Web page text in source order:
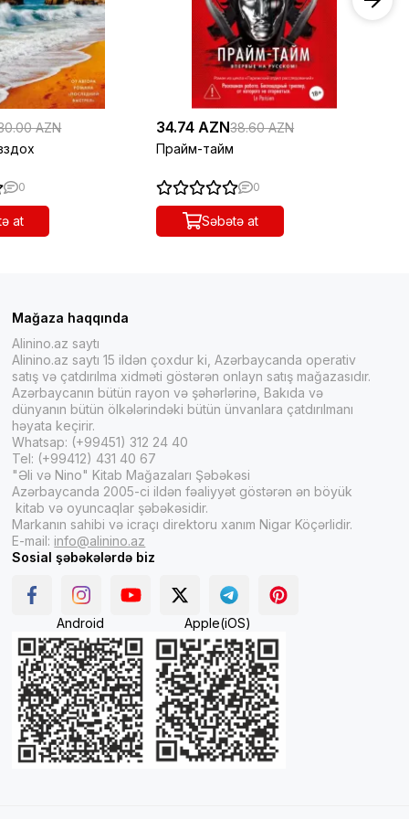
AZN
0
at
34.74 AZN38.60 AZN
Прайм-тайм
0
Səbətə at
Mağaza haqqında
Alinino.az saytı
Alinino.az saytı 15 ildən çoxdur ki, Azərbaycanda operativ
satış və çatdırılma xidməti göstərən onlayn satış mağazasıdır.
Azərbaycanın bütün rayon və şəhərlərinə, Bakıda və
dünyanın bütün ölkələrindəki bütün ünvanlara çatdırılmanı
həyata keçirir.
Whatsap: (+99451) 312 24 40
Tel: (+99412) 431 40 67
"Əli və Nino" Kitab Mağazaları Şəbəkəsi
Azərbaycanda 2005-ci ildən fəaliyyət göstərən ən böyük
kitab və oyuncaqlar şəbəkəsidir.
Markanın sahibi və icraçı direktoru xanım Nigar Köçərlidir.
E-mail: info@alinino.az
Sosial şəbəkələrdə biz
Android Apple(iOS)